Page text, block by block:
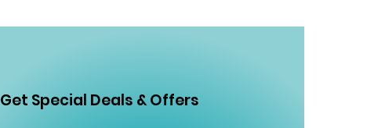
Get Special Deals & Offers